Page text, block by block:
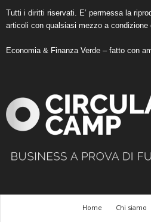
Tutti i diritti riservati. E’ permessa la
articoli con qualsiasi mezzo a condizione
Economia & Finanza Verde – fatto con
Home Chi siamo